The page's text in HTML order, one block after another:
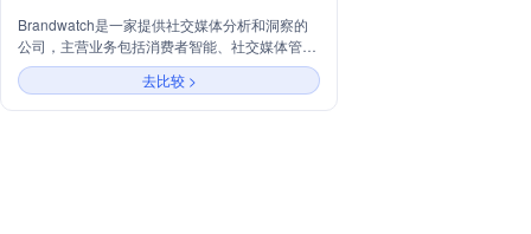
Brandwatch是一家提供社交媒体分析和洞察的
公司，主营业务包括消费者智能、社交媒体管理
和影响者营销。公司利用先进的AI技术和广泛的
数据网络覆盖，帮助品牌理解消费者、品牌和市
场，通过社交媒体平台与消费者互动，以及发现
去比较 >